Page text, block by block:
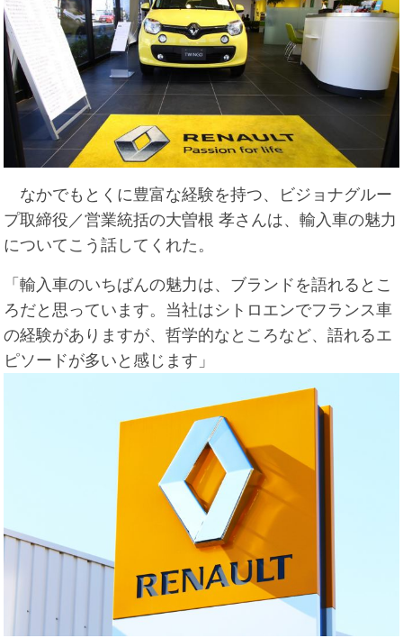
なかでもとくに豊富な経験を持つ、ビジョナグルー
プ取締役／営業統括の大曽根 孝さんは、輸入車の魅力
についてこう話してくれた。
「輸入車のいちばんの魅力は、ブランドを語れるとこ
ろだと思っています。当社はシトロエンでフランス車
の経験がありますが、哲学的なところなど、語れるエ
ピソードが多いと感じます」